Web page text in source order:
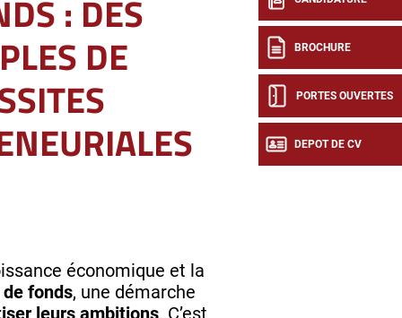
BROCHURE
PORTES OUVERTES
DEPOT DE CV
: DES
DE
économique et la
fonds, une démarche
leurs ambitions. C’est